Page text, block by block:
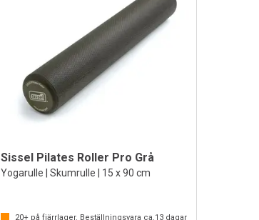
Sissel Pilates Roller Pro Grå
Yogarulle | Skumrulle | 15 x 90 cm
20+ på fjärrlager. Beställningsvara ca.13 dagar